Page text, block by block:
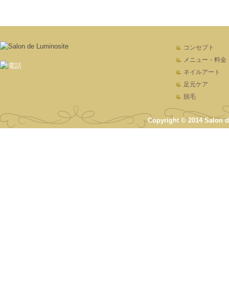
コンセプト
メニュー・料金
ネイルアート
足元ケア
脱毛
Copyright © 2014 Salon